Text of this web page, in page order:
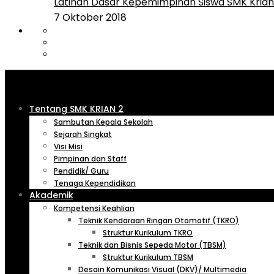
7 Oktober 2018
Tentang SMK KRIAN 2
Sambutan Kepala Sekolah
Sejarah Singkat
Visi Misi
Pimpinan dan Staff
Pendidik/ Guru
Tenaga Kependidikan
Akademik
Kompetensi Keahlian
Teknik Kendaraan Ringan Otomotif (TKRO)
Struktur Kurikulum TKRO
Teknik dan Bisnis Sepeda Motor (TBSM)
Struktur Kurikulum TBSM
Desain Komunikasi Visual (DKV)/ Multimedia